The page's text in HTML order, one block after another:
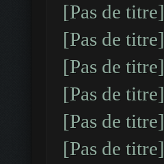
[Pas de titre]
[Pas de titre]
[Pas de titre]
[Pas de titre]
[Pas de titre]
[Pas de titre]